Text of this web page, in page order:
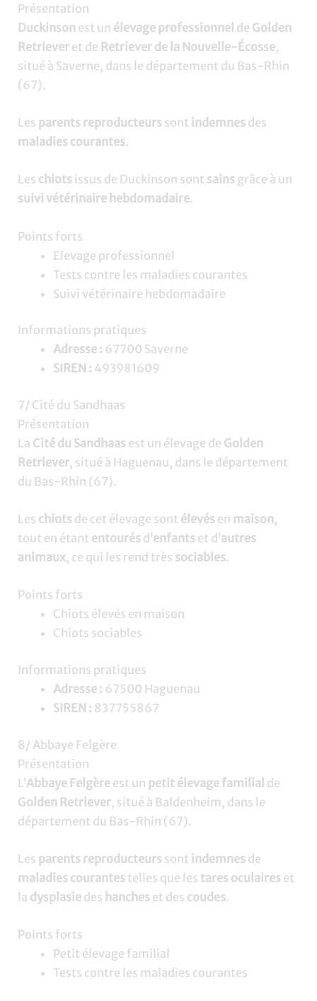
Présentation
Duckinson est un élevage professionnel de Golden
Retriever et de Retriever de la Nouvelle-Écosse,
situé à Saverne, dans le département du Bas-Rhin
(67).
Les parents reproducteurs sont indemnes des
maladies courantes.
Les chiots issus de Duckinson sont sains grâce à un
suivi vétérinaire hebdomadaire.
Points forts
Elevage professionnel
Tests contre les maladies courantes
Suivi vétérinaire hebdomadaire
Informations pratiques
Adresse : 67700 Saverne
SIREN : 493981609
7/ Cité du Sandhaas
Présentation
La Cité du Sandhaas est un élevage de Golden
Retriever, situé à Haguenau, dans le département
du Bas-Rhin (67).
Les chiots de cet élevage sont élevés en maison,
tout en étant entourés d’enfants et d’autres
animaux, ce qui les rend très sociables.
Points forts
Chiots élevés en maison
Chiots sociables
Informations pratiques
Adresse : 67500 Haguenau
SIREN : 837755867
8/ Abbaye Felgère
Présentation
L’Abbaye Felgère est un petit élevage familial de
Golden Retriever, situé à Baldenheim, dans le
département du Bas-Rhin (67).
Les parents reproducteurs sont indemnes de
maladies courantes telles que les tares oculaires et
la dysplasie des hanches et des coudes.
Points forts
Petit élevage familial
Tests contre les maladies courantes